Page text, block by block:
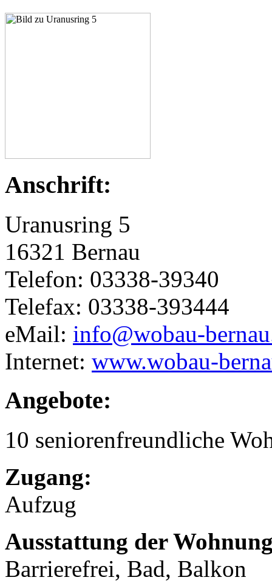
Anschrift:
Uranusring 5
16321 Bernau
Telefon: 03338-39340
Telefax: 03338-393444
eMail: info@wobau-
Internet: www.wobau-
Angebote:
10 seniorenfreundliche
Zugang:
Aufzug
Ausstattung der
Barrierefrei, Bad, Balkon